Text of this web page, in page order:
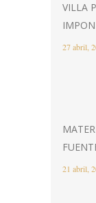
VILLA
27 abril,
21 abril,